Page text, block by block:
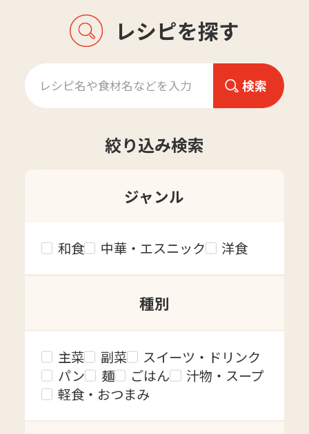
レシピを探す
絞り込み検索
ジャンル
和食 中華・エスニック 洋食
種別
主菜 副菜
スイーツ・ドリンク
パン
麺 ごはん
汁物・スープ
軽食・おつまみ